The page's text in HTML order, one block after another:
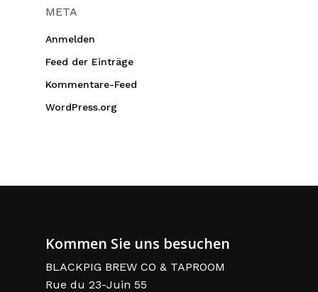
META
Anmelden
Feed der Einträge
Kommentare-Feed
WordPress.org
Kommen Sie uns besuchen
BLACKPIG BREW CO & TAPROOM
Rue du 23-Juin 55